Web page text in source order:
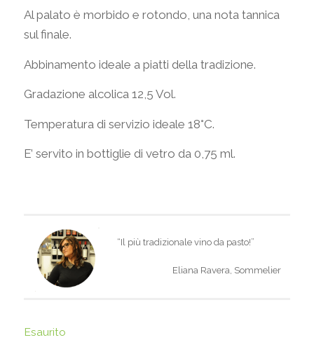
Al palato è morbido e rotondo, una nota tannica
sul finale.
Abbinamento ideale a piatti della tradizione.
Gradazione alcolica 12,5 Vol.
Temperatura di servizio ideale 18°C.
E’ servito in bottiglie di vetro da 0,75 ml.
“Il più tradizionale vino da pasto!”
Eliana Ravera, Sommelier
Esaurito